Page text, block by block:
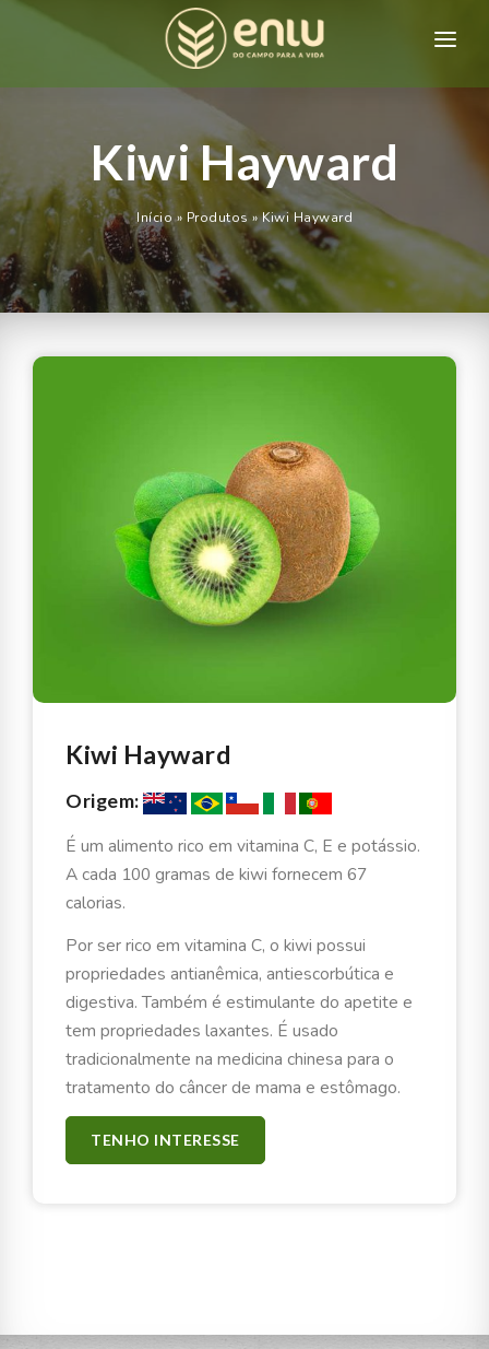
HOME
PRODUTOS
CONTATO
Kiwi Hayward
Início» Produtos »Kiwi Hayward
Kiwi Hayward
Origem:
É um alimento rico em vitamina C, E e potássio.
A cada 100 gramas de kiwi fornecem 67
calorias.
Por ser rico em vitamina C, o kiwi possui
propriedades antianêmica, antiescorbútica e
digestiva. Também é estimulante do apetite e
tem propriedades laxantes. É usado
tradicionalmente na medicina chinesa para o
tratamento do câncer de mama e estômago.
TENHO INTERESSE